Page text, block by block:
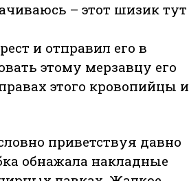
– этот шизик тут
и отправил его в
этому мерзавцу его
этого кровопийцы и
приветствуя давно
обнажала накладные